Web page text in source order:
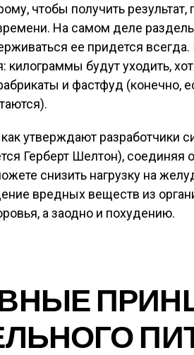
чтобы получить результат,
На самом деле
ее придется
килограммы будут уходить,
и фастфуд (конечно,
утверждают разработчики
Герберт Шелтон), соединяя
снизить нагрузку на
вредных веществ из
а заодно и похудению.